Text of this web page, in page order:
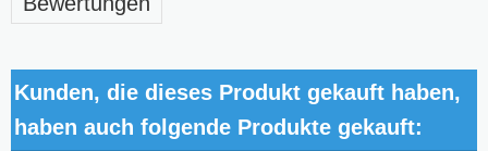
Kunden, die dieses Produkt gekauft haben,
haben auch folgende Produkte gekauft: